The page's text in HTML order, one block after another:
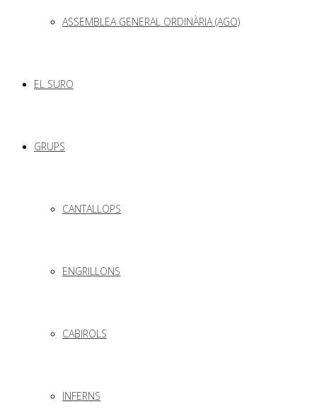
ASSEMBLEA GENERAL ORDINÀRIA (AGO)
EL SURO
GRUPS
CANTALLOPS
ENGRILLONS
CABIROLS
INFERNS